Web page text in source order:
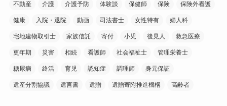
不動産 介護 介護予防 体験談 保健師 保険 保険外看護
健康 入院・退院 動画 司法書士 女性特有 婦人科
宅地建物取引士 家族信託 寄付 小児 後見人 救急医療
更年期 災害 相続 看護師 社会福祉士 管理栄養士
糖尿病 終活 育児 認知症 調理師 身元保証
遺産分割協議 遺言書 遺贈 遺贈寄附推進機構 高齢者